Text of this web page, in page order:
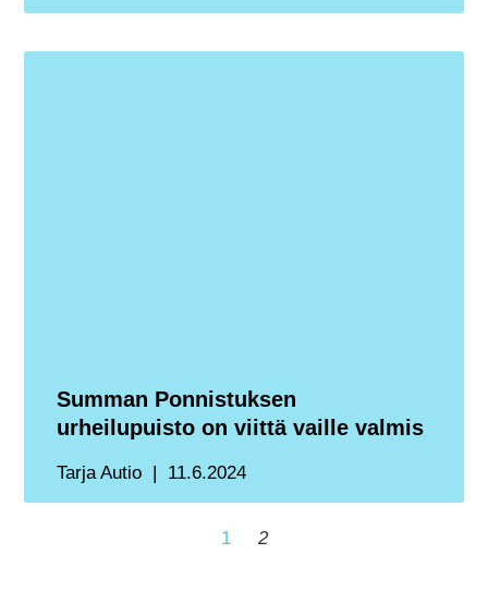
Summan Ponnistuksen
urheilupuisto on viittä vaille valmis
Tarja Autio 11.6.2024
1 2